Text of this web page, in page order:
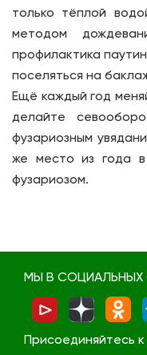
только тёплой
методом
профилактика
поселяться на
Ещё каждый год
делайте
фузариозным
же место из года в
фузариозом.
МЫ В СОЦИАЛЬНЫХ
Присоединяйтесь